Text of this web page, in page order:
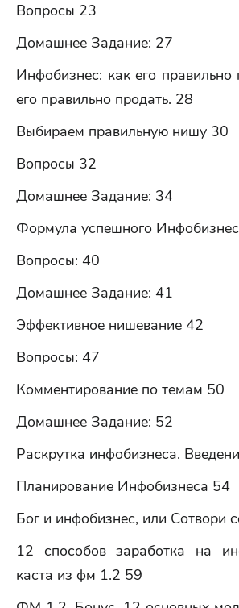
Вопросы 23
Домашнее Задание: 27
Инфобизнес: как его правильно
его правильно продать. 28
Выбираем правильную нишу 30
Вопросы 32
Домашнее Задание: 34
Формула успешного
Вопросы: 40
Домашнее Задание: 41
Эффективное нишевание 42
Вопросы: 47
Комментирование по темам 50
Домашнее Задание: 52
Раскрутка инфобизнеса.
Планирование Инфобизнеса 54
Бог и инфобизнес, или Сотвори
12 способов заработка на
каста из фм 1.2 59